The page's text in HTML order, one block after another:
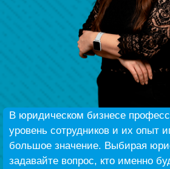
В юридическом бизнесе
уровень сотрудников и их опыт
большое значение. Выбирая
задавайте вопрос, кто именно